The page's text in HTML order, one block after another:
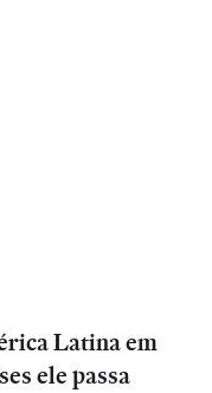
Latina em
ele passa